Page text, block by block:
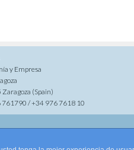
y Empresa
(Spain)
761790 / +34 976 7618 10